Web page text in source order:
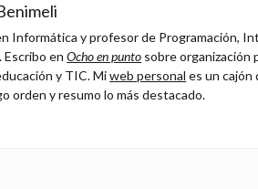
Informática y profesor de Programación,
Escribo enOcho en punto sobre organización
y TIC. Miweb personal es un cajón
orden y resumo lo más destacado.